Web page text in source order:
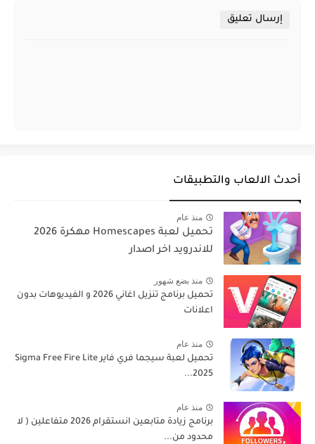
إرسال تعليق
أحدث الالعاب والتطبيقات
منذ عام
تحميل لعبة Homescapes مهكرة 2026
للاندرويد اخر اصدار
منذ بضع شهور
تحميل برنامج تنزيل اغاني 2026 و الفيديوهات بدون
اعلانات
منذ عام
تحميل لعبة سيجما فري فاير Sigma Free Fire Lite
2025...
منذ عام
برنامج زيادة متابعين انستقرام 2026 متفاعلين ( لا
محدود من...